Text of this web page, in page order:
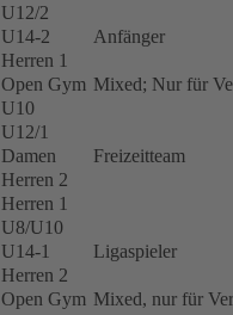
U12/2
U14-2
Anfänger
Herren 1
Open Gym Mixed; Nur für
U10
U12/1
Damen
Freizeitteam
Herren 2
Herren 1
U8/U10
U14-1
Ligaspieler
Herren 2
Open Gym Mixed, nur für